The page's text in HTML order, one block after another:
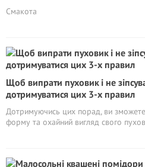
Смакота
Щоб випрати пуховик і не
дотримуватися цих 3-х правил
Дотримуючись цих порад, ви
форму та охайний вигляд свого